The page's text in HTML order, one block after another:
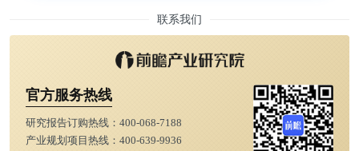
联系我们
官方服务热线
研究报告订购热线： 400-068-7188
产业规划项目热线： 400-639-9936